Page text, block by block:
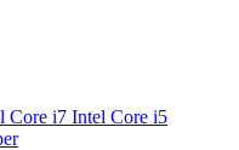
Core i7 Intel Core i5